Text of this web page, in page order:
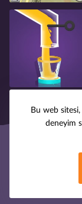
© 2008-2025
Bu web
deneyim